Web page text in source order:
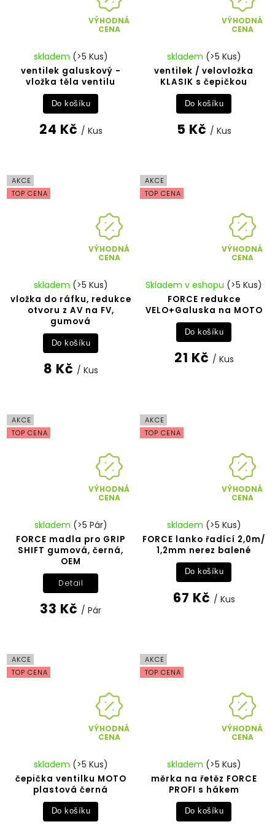
VÝHODNÁ
CENA
ventilek galuskový -
vložka těla ventilu
skladem (>5 Kus)
24 Kč / Kus
Do košíku
VÝHODNÁ
CENA
ventilek / velovložka
KLASIK s čepičkou
skladem (>5 Kus)
5 Kč / Kus
Do košíku
AKCE
TOP CENA
VÝHODNÁ
CENA
vložka do ráfku, redukce
otvoru z AV na FV,
gumová
skladem (>5 Kus)
8 Kč / Kus
Do košíku
AKCE
TOP CENA
VÝHODNÁ
CENA
FORCE redukce
VELO+Galuska na MOTO
Skladem v eshopu (>5 Kus)
21 Kč / Kus
Do košíku
AKCE
TOP CENA
VÝHODNÁ
CENA
FORCE madla pro GRIP
SHIFT gumová, černá,
OEM
skladem (>5 Pár)
33 Kč / Pár
Detail
AKCE
TOP CENA
VÝHODNÁ
CENA
FORCE lanko řadící 2,0m/
1,2mm nerez balené
skladem (>5 Kus)
67 Kč / Kus
Do košíku
AKCE
TOP CENA
VÝHODNÁ
CENA
čepička ventilku MOTO
plastová černá
skladem (>5 Kus)
Do košíku
AKCE
TOP CENA
VÝHODNÁ
CENA
měrka na řetěz FORCE
PROFI s hákem
skladem (>5 Kus)
Do košíku